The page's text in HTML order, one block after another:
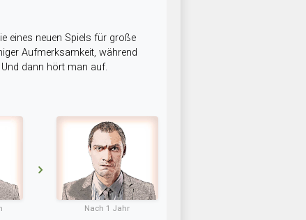
eines neuen Spiels für große
Aufmerksamkeit, während
dann hört man auf.
Nach 1 Jahr